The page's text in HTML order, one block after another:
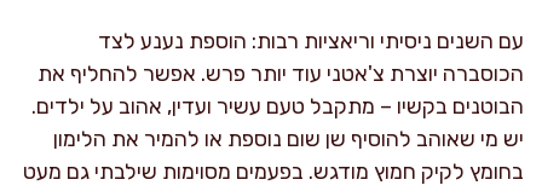
עם השנים ניסיתי וריאציות רבות: הוספת נענע לצד
הכוסברה יוצרת צ'אטני עוד יותר פרש. אפשר להחליף את
הבוטנים בקשיו – מתקבל טעם עשיר ועדין, אהוב על ילדים.
יש מי שאוהב להוסיף שן שום נוספת או להמיר את הלימון
בחומץ לקיק חמוץ מודגש. בפעמים מסוימות שילבתי גם מעט